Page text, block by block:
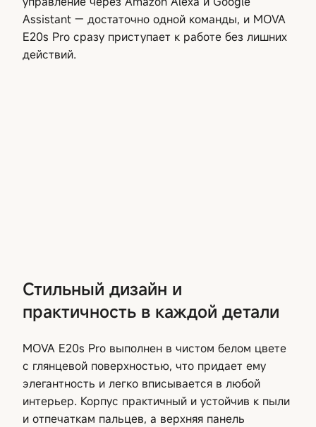
Assistant — достаточно одной команды, и MOVA
E20s Pro сразу приступает к работе без лишних
действий.
Стильный дизайн и
практичность в каждой детали
MOVA E20s Pro выполнен в чистом белом цвете
с глянцевой поверхностью, что придает ему
элегантность и легко вписывается в любой
интерьер. Корпус практичный и устойчив к пыли
и отпечаткам пальцев, а верхняя панель